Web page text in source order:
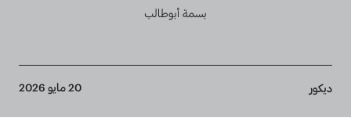
بسمة أبوطالب
Breadcrumb
ديكور 20 مايو 2026